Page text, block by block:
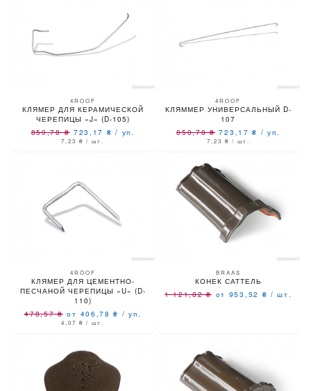
4ROOF
КЛЯМЕР ДЛЯ КЕРАМИЧЕСКОЙ
ЧЕРЕПИЦЫ «J» (D-105)
850,78₴ 723,17 ₴ / уп.
7,23₴ / шт.
4ROOF
КЛЯММЕР УНИВЕРСАЛЬНЫЙ D-
107
850,78₴ 723,17₴ / уп.
7,23 ₴ / шт.
4ROOF
КЛЯМЕР ДЛЯ ЦЕМЕНТНО-
ПЕСЧАНОЙ ЧЕРЕПИЦЫ «U» (D-
110)
478,57₴ от 406,78₴ / уп.
4,07₴ / шт.
BRAAS
КОНЕК САТТЕЛЬ
1 121,82₴ от 953,52 ₴ / шт.